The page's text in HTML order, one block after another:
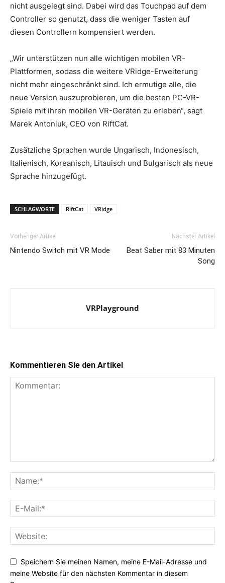
nicht ausgelegt sind. Dabei wird das Touchpad auf dem
Controller so genutzt, dass die weniger Tasten auf
diesen Controllern kompensiert werden.
„Wir unterstützen nun alle wichtigen mobilen VR-
Plattformen, sodass die weitere VRidge-Erweiterung
nicht mehr eingeschränkt sind. Ich ermutige alle, die
neue Version auszuprobieren, um die besten PC-VR-
Spiele mit ihren mobilen VR-Geräten zu erleben“, sagt
Marek Antoniuk, CEO von RiftCat.
Zusätzliche Sprachen wurde Ungarisch, Indonesisch,
Italienisch, Koreanisch, Litauisch und Bulgarisch als neue
Sprache hinzugefügt.
SCHLAGWORTE RiftCat VRidge
Vorheriger Artikel
Nintendo Switch mit VR Mode
Nächster Artikel
Beat Saber mit 83 Minuten
Song
VRPlayground
Kommentieren Sie den Artikel
Speichern Sie meinen Namen, meine E-Mail-Adresse und
meine Website für den nächsten Kommentar in diesem